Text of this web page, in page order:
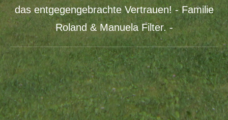
das entgegengebrachte Vertrauen! - Familie
Roland & Manuela Filter. -